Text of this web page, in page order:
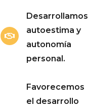
Desarrollamos
autoestima y
autonomía
personal.
Favorecemos
el desarrollo